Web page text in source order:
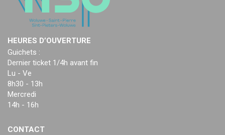
HEURES D’OUVERTURE
Guichets :
Dernier ticket 1/4h avant fin
Lu - Ve
8h30 - 13h
Mercredi
14h - 16h
CONTACT